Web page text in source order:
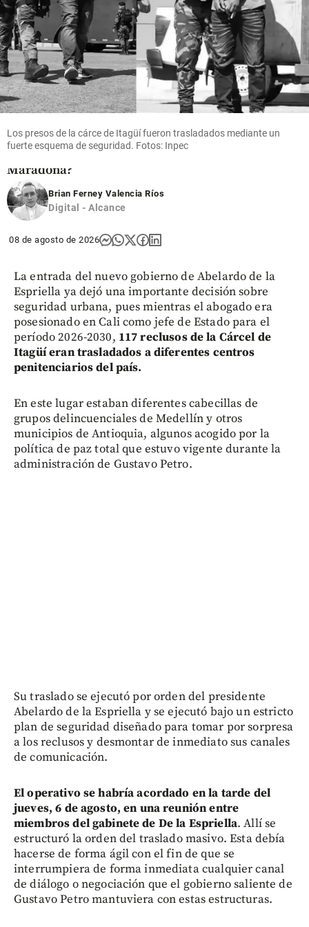
Fútbol
La pelota
de la
‘Mano de
Dios’ sale a
subasta:
¿cuánto
vale el
histórico
balón de
Maradona?
share
Los presos de la cárce de Itagüí fueron trasladados mediante un
fuerte esquema de seguridad. Fotos: Inpec
Brian Ferney Valencia Ríos
Digital - Alcance
08 de agosto de 2026
La entrada del nuevo gobierno de Abelardo de la
Espriella ya dejó una importante decisión sobre
seguridad urbana, pues mientras el abogado era
posesionado en Cali como jefe de Estado para el
período 2026-2030, 117 reclusos de la Cárcel de
Itagüí eran trasladados a diferentes centros
penitenciarios del país.
En este lugar estaban diferentes cabecillas de
grupos delincuenciales de Medellín y otros
municipios de Antioquia, algunos acogido por la
política de paz total que estuvo vigente durante la
administración de Gustavo Petro.
Su traslado se ejecutó por orden del presidente
Abelardo de la Espriella y se ejecutó bajo un estricto
plan de seguridad diseñado para tomar por sorpresa
a los reclusos y desmontar de inmediato sus canales
de comunicación.
El operativo se habría acordado en la tarde del
jueves, 6 de agosto, en una reunión entre
miembros del gabinete de De la Espriella. Allí se
estructuró la orden del traslado masivo. Esta debía
hacerse de forma ágil con el fin de que se
interrumpiera de forma inmediata cualquier canal
de diálogo o negociación que el gobierno saliente de
Gustavo Petro mantuviera con estas estructuras.